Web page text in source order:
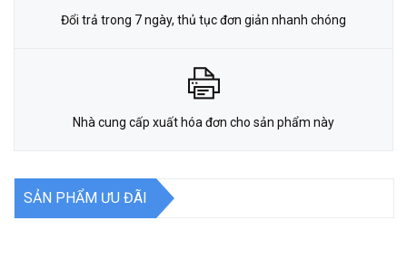
Đổi trả trong 7 ngày, thủ tục đơn giản nhanh chóng
Nhà cung cấp xuất hóa đơn cho sản phẩm này
SẢN PHẨM ƯU ĐÃI